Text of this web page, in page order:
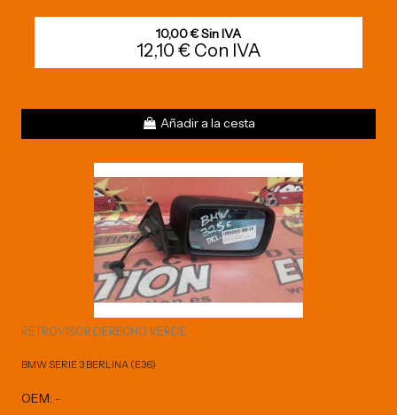
10,00 € Sin IVA
12,10 € Con IVA
Añadir a la cesta
RETROVISOR DERECHO VERDE
BMW SERIE 3 BERLINA (E36)
OEM: -